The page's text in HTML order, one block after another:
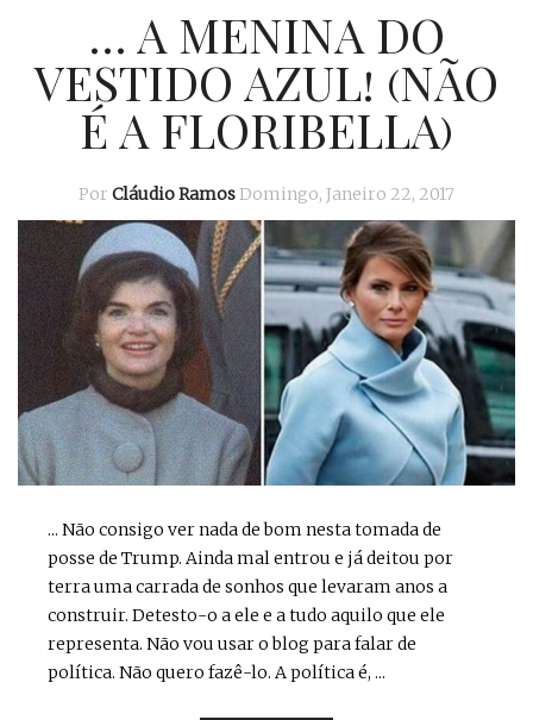
… A MENINA DO
VESTIDO AZUL! (NÃO
É A FLORIBELLA)
Por Cláudio RamosDomingo, Janeiro 22, 2017
... Não consigo ver nada de bom nesta tomada de
posse de Trump. Ainda mal entrou e já deitou por
terra uma carrada de sonhos que levaram anos a
construir. Detesto-o a ele e a tudo aquilo que ele
representa. Não vou usar o blog para falar de
política. Não quero fazê-lo. A política é, ...